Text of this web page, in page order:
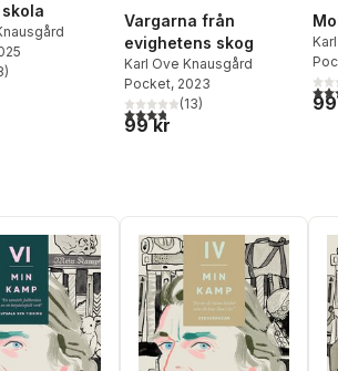
Totalt antal röster:
)
Vargarna från
evighetens skog
Karl Ove Knausgård
Pocket, 2023
3,8utav 5 stjärnor. Totalt antal
(13)
99 kr
3,8